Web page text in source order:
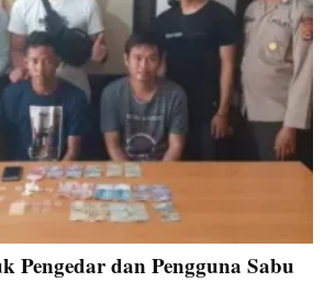
Pengedar dan Pengguna Sabu